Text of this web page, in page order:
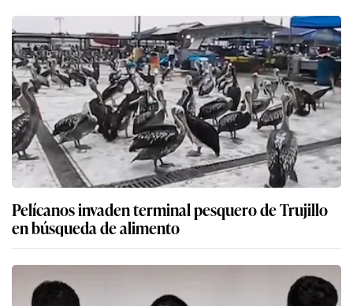
Pelícanos invaden terminal pesquero de Trujillo
en búsqueda de alimento